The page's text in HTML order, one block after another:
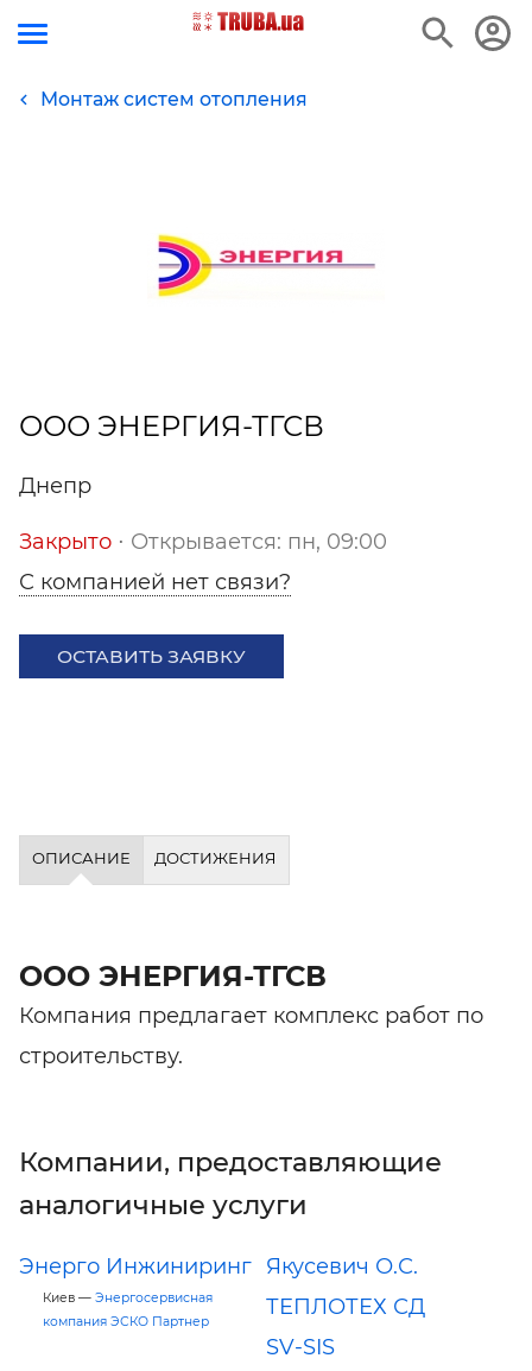
Монтаж систем отопления
ООО ЭНЕРГИЯ-ТГСВ
Днепр
Закрыто ⋅ Открывается: пн, 09:00
С компанией нет связи?
ОСТАВИТЬ ЗАЯВКУ
ОПИСАНИЕ ДОСТИЖЕНИЯ
ООО ЭНЕРГИЯ-ТГСВ
Компания предлагает комплекс работ по
строительству.
Компании, предоставляющие
аналогичные услуги
Энерго Инжиниринг
Киев — Энергосервисная
компания ЭСКО Партнер
Якусевич О.С.
ТЕПЛОТЕХ СД
SV-SIS